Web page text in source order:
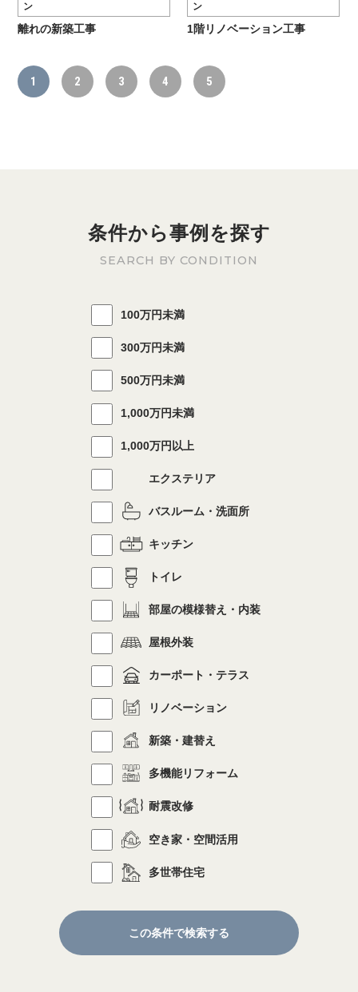
ン
離れの新築工事
ン
1階リノベーション工事
1 2 3 4 5
条件から事例を探す
SEARCH BY CONDITION
100万円未満
300万円未満
500万円未満
1,000万円未満
1,000万円以上
エクステリア
バスルーム・洗面所
キッチン
トイレ
部屋の模様替え・内装
屋根外装
カーポート・テラス
リノベーション
新築・建替え
多機能リフォーム
耐震改修
空き家・空間活用
多世帯住宅